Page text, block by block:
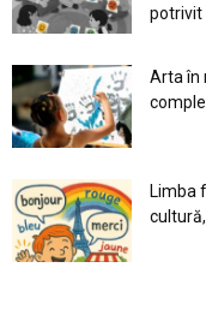
potrivit
Arta în
Limba